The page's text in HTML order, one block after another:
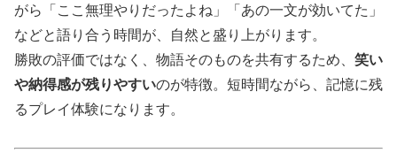
がら「ここ無理やりだったよね」「あの一文が効いてた」
などと語り合う時間が、自然と盛り上がります。
勝敗の評価ではなく、物語そのものを共有するため、 笑い
や納得感が残りやすいのが特徴。短時間ながら、記憶に残
るプレイ体験になります。